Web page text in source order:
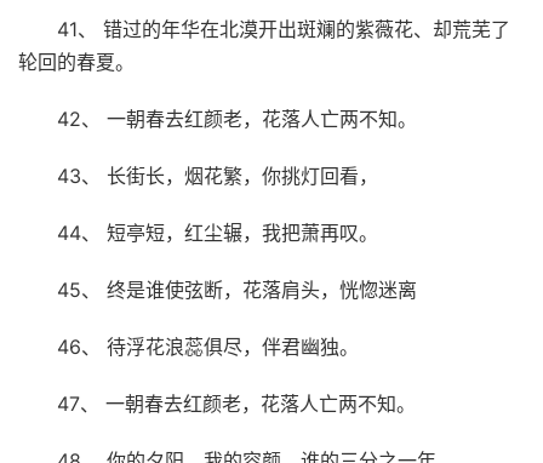
41、 错过的年华在北漠开出斑斓的紫薇花、却荒芜了
轮回的春夏。
42、 一朝春去红颜老，花落人亡两不知。
43、 长街长，烟花繁，你挑灯回看，
44、 短亭短，红尘辗，我把萧再叹。
45、 终是谁使弦断，花落肩头，恍惚迷离
46、 待浮花浪蕊俱尽，伴君幽独。
47、 一朝春去红颜老，花落人亡两不知。